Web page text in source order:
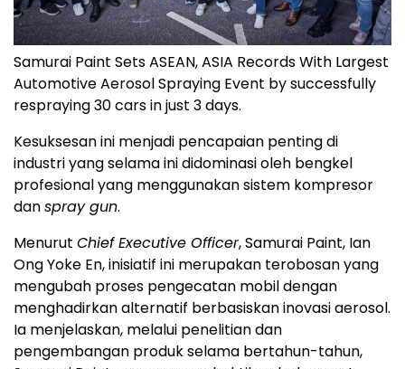
Samurai Paint Sets ASEAN, ASIA Records With Largest
Automotive Aerosol Spraying Event by successfully
respraying 30 cars in just 3 days.
Kesuksesan ini menjadi pencapaian penting di
industri yang selama ini didominasi oleh bengkel
profesional yang menggunakan sistem kompresor
danspray gun.
Menurut Chief Executive Officer, Samurai Paint, Ian
Ong Yoke En, inisiatif ini merupakan terobosan yang
mengubah proses pengecatan mobil dengan
menghadirkan alternatif berbasiskan inovasi aerosol.
Ia menjelaskan, melalui penelitian dan
pengembangan produk selama bertahun-tahun,